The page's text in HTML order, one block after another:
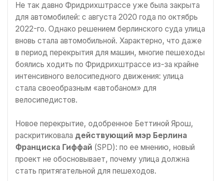
Не так давно Фридрихштрассе уже была закрыта
для автомобилей: с августа 2020 года по октябрь
2022-го. Однако решением берлинского суда улица
вновь стала автомобильной. Характерно, что даже
в период перекрытия для машин, многие пешеходы
боялись ходить по Фридрихштрассе из-за крайне
интенсивного велосипедного движения: улица
стала своеобразным «автобаном» для
велосипедистов.
Новое перекрытие, одобренное Беттиной Ярош,
раскритиковала действующий мэр Берлина
Франциска Гиффай (SPD): по ее мнению, новый
проект не обосновывает, почему улица должна
стать притягательной для пешеходов.